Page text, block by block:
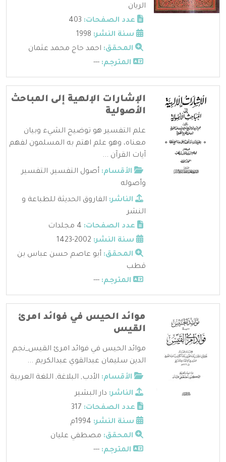
الريان
عدد الصفحات:
سنة النشر:
المحقق: احمد حاج محمد عثمان
المترجم: ---
الإشارات الإلهية إلى المباحث
الأصولية
علم التفسير هو توضيح الشيء وبيان
معناه، وهو علم اهتم به المسلمون لفهم
آيات القرآن ...
الأقسام: أصول التفسير, التفسير
وأصوله
الناشر: الفاروق الحديثة للطباعة و
النشر
عدد الصفحات:
سنة النشر:
المحقق: أبو عاصم حسن عباس بن
قطب
المترجم: ---
موائد الحيس في فوائد امرئ
القيس
موائد الحيس في فوائد امرئ القيس_نجم
الدين سليمان عبدالقوي عبدالكريم ...
الأقسام: الأدب, البلاغة, اللغة العربية
الناشر: دار البشير
عدد الصفحات:
سنة النشر:
المحقق: مصطفي عليان
المترجم: ---